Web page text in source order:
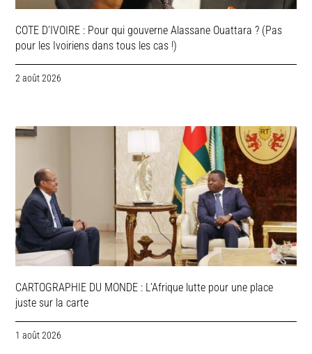
COTE D’IVOIRE : Pour qui gouverne Alassane Ouattara ? (Pas
pour les Ivoiriens dans tous les cas !)
2 août 2026
CARTOGRAPHIE DU MONDE : L’Afrique lutte pour une place
juste sur la carte
1 août 2026